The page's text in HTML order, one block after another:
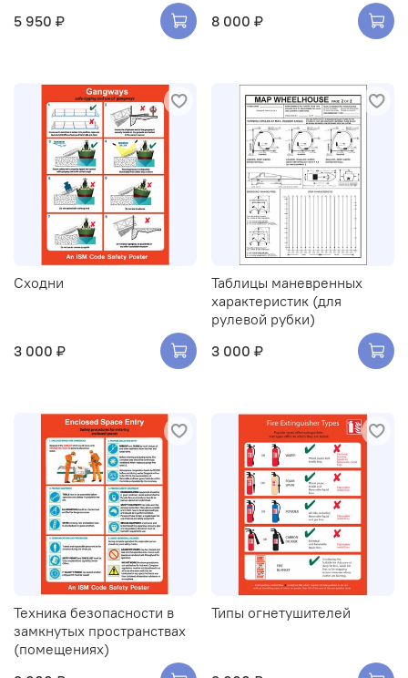
5 950 ₽
8 000 ₽
Сходни
3 000 ₽
Таблицы маневренных
характеристик (для
рулевой рубки)
3 000 ₽
Техника безопасности в
замкнутых пространствах
(помещениях)
Типы огнетушителей